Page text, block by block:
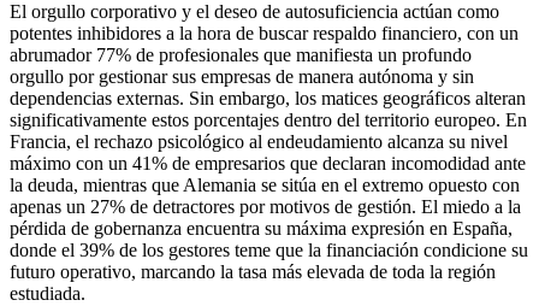
El orgullo corporativo y el deseo de autosuficiencia actúan como
potentes inhibidores a la hora de buscar respaldo financiero, con un
abrumador 77% de profesionales que manifiesta un profundo
orgullo por gestionar sus empresas de manera autónoma y sin
dependencias externas. Sin embargo, los matices geográficos alteran
significativamente estos porcentajes dentro del territorio europeo. En
Francia, el rechazo psicológico al endeudamiento alcanza su nivel
máximo con un 41% de empresarios que declaran incomodidad ante
la deuda, mientras que Alemania se sitúa en el extremo opuesto con
apenas un 27% de detractores por motivos de gestión. El miedo a la
pérdida de gobernanza encuentra su máxima expresión en España,
donde el 39% de los gestores teme que la financiación condicione su
futuro operativo, marcando la tasa más elevada de toda la región
estudiada.